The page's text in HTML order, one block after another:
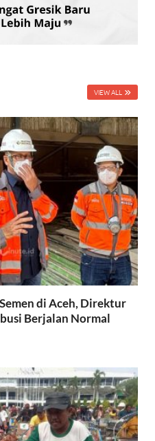
VIEW ALL
di Aceh, Direktur
Berjalan Normal